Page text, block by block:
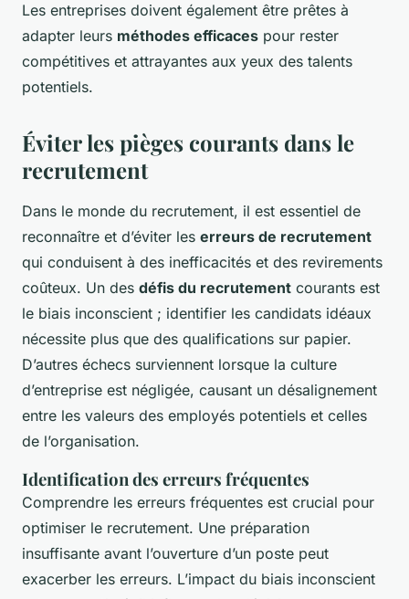
Les entreprises doivent également être prêtes à
adapter leurs méthodes efficaces pour rester
compétitives et attrayantes aux yeux des talents
potentiels.
Éviter les pièges courants dans le
recrutement
Dans le monde du recrutement, il est essentiel de
reconnaître et d’éviter les erreurs de recrutement
qui conduisent à des inefficacités et des revirements
coûteux. Un des défis du recrutement courants est
le biais inconscient ; identifier les candidats idéaux
nécessite plus que des qualifications sur papier.
D’autres échecs surviennent lorsque la culture
d’entreprise est négligée, causant un désalignement
entre les valeurs des employés potentiels et celles
de l’organisation.
Identification des erreurs fréquentes
Comprendre les erreurs fréquentes est crucial pour
optimiser le recrutement. Une préparation
insuffisante avant l’ouverture d’un poste peut
exacerber les erreurs. L’impact du biais inconscient